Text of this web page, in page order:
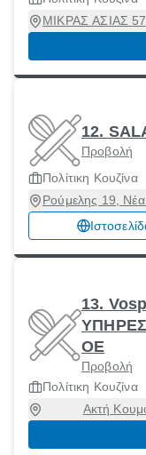
ΜΙΚΡΑΣ ΑΣΙΑΣ
12.
Προβολή
Πολίτικη Κουζίνα
Ρούμελης 19, Νέα
13.
ΟΕ
Προβολή
Πολίτικη Κουζίνα
Ακτή